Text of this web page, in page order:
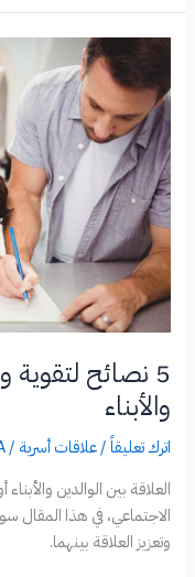
البيدوفيليا
التي
يناقشها
مسلسل
لام
شمسية
في
رمضان
2025؟
5 نصائح لتقوية
والأبناء
اترك تعليقاً/علاقات أسرية /
العلاقة بين الوالدين
الاجتماعي، في هذا
وتعزيز العلاقة بينهما.